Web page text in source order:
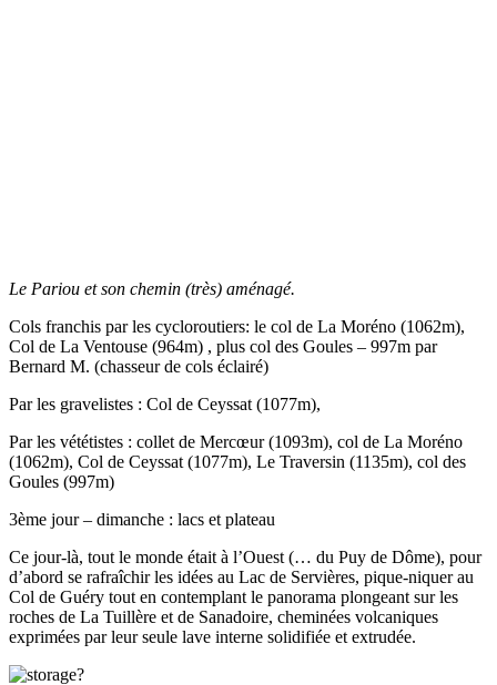
Le Pariou et son chemin (très) aménagé.
Cols franchis par les cycloroutiers: le col de La Moréno (1062m),
Col de La Ventouse (964m) , plus col des Goules – 997m par
Bernard M. (chasseur de cols éclairé)
Par les gravelistes : Col de Ceyssat (1077m),
Par les vététistes : collet de Mercœur (1093m), col de La Moréno
(1062m), Col de Ceyssat (1077m), Le Traversin (1135m), col des
Goules (997m)
3ème jour – dimanche : lacs et plateau
Ce jour-là, tout le monde était à l’Ouest (… du Puy de Dôme), pour
d’abord se rafraîchir les idées au Lac de Servières, pique-niquer au
Col de Guéry tout en contemplant le panorama plongeant sur les
roches de La Tuillère et de Sanadoire, cheminées volcaniques
exprimées par leur seule lave interne solidifiée et extrudée.